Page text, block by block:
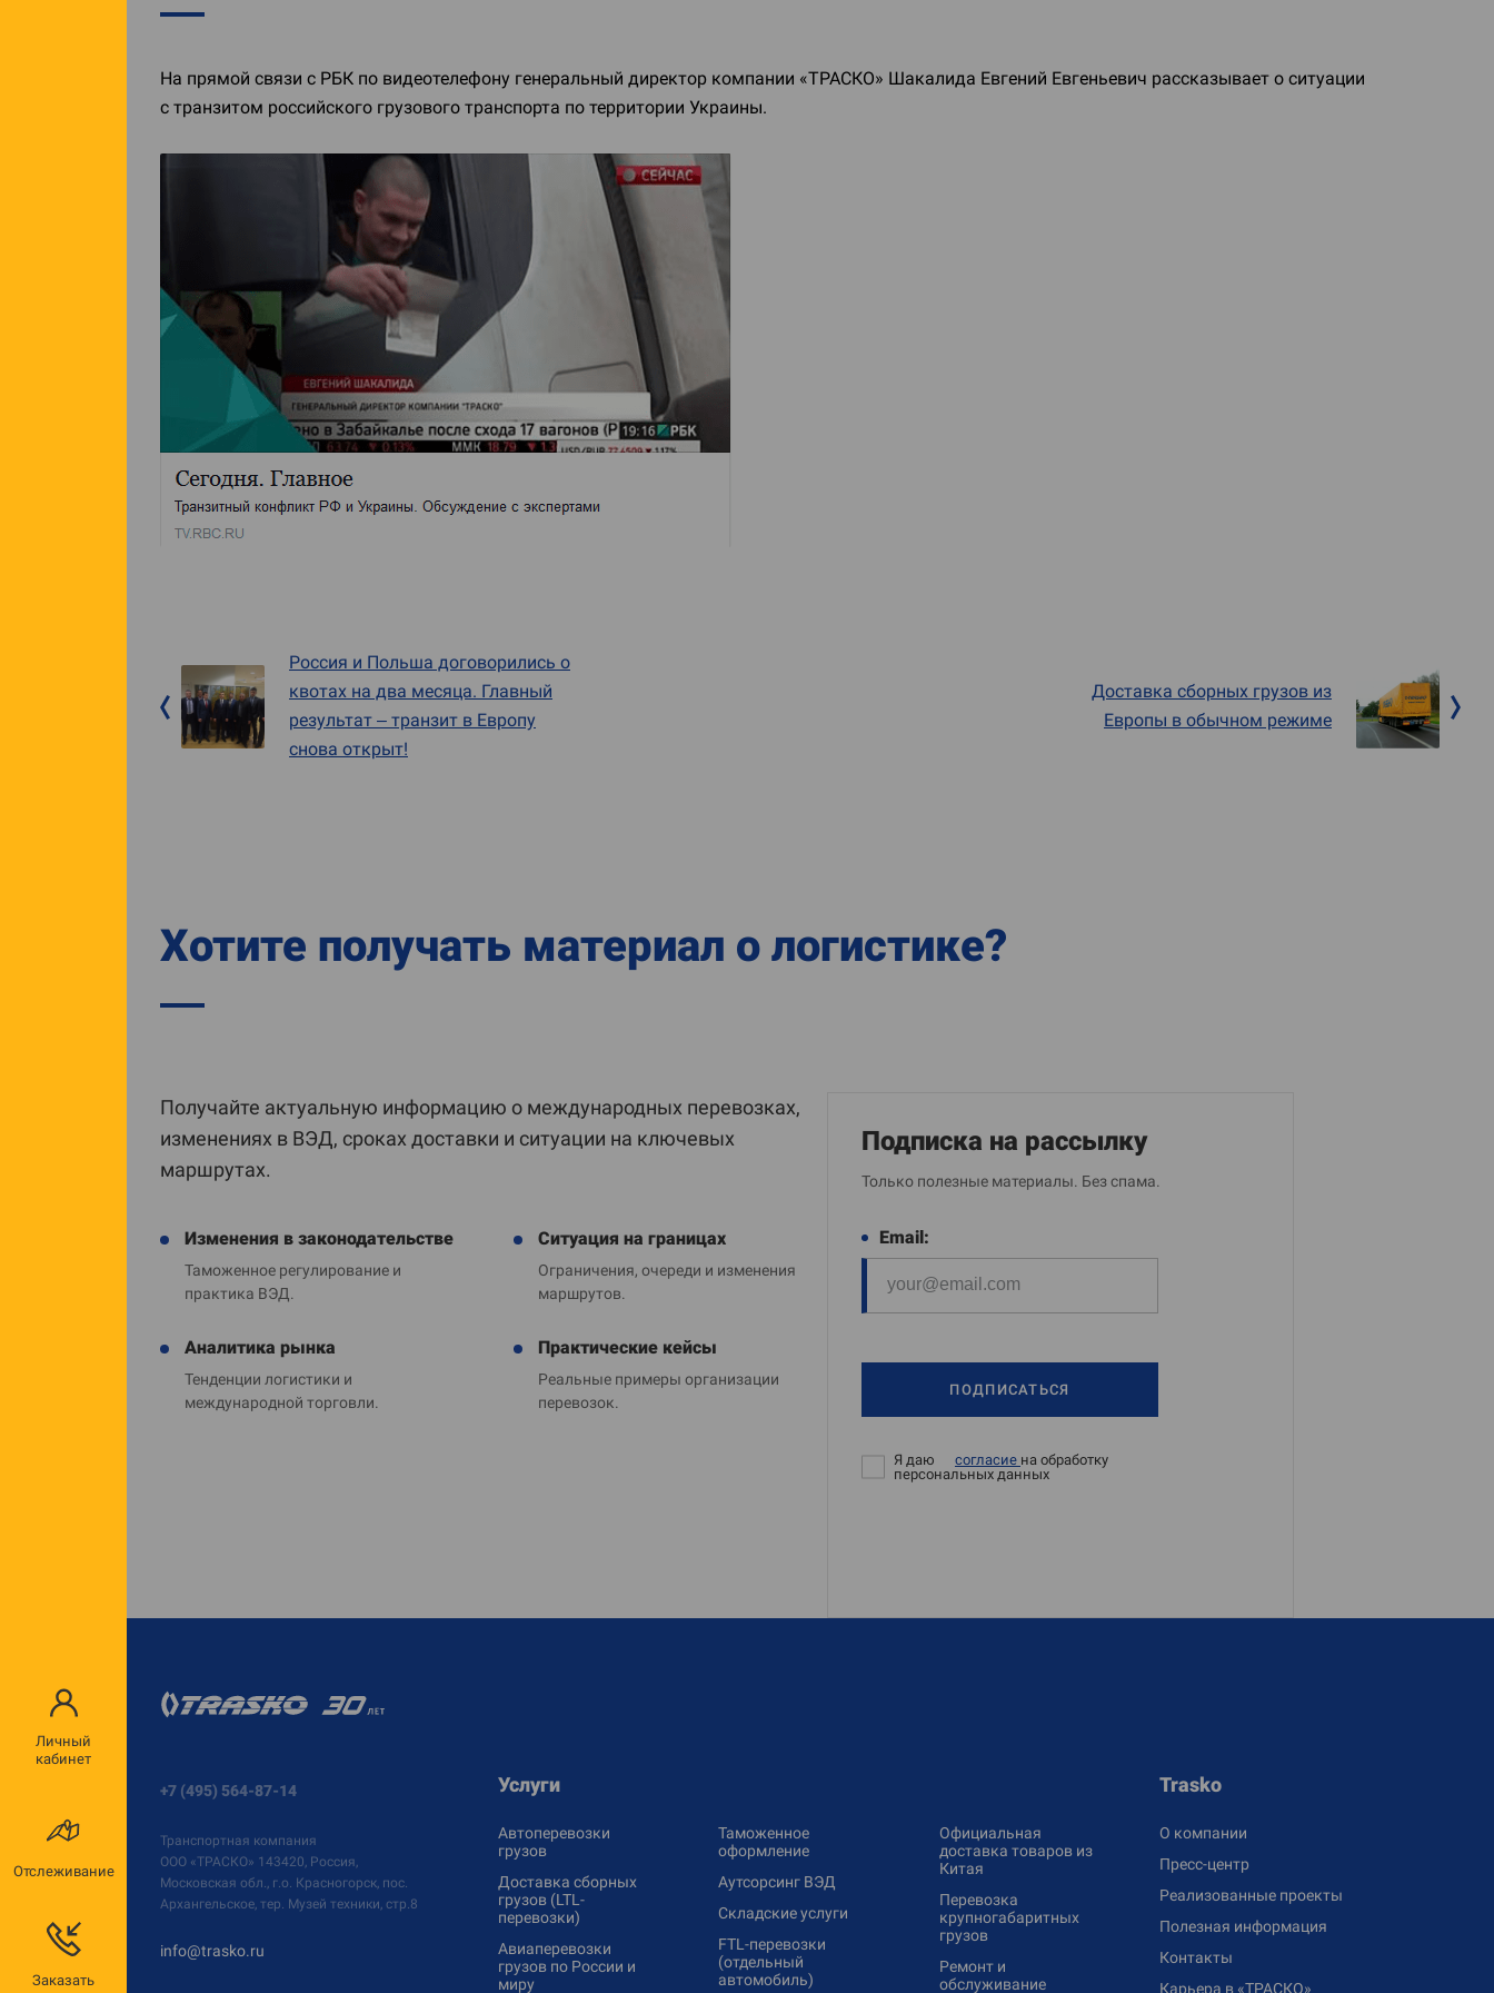
Личный
кабинет
Отслеживание
Заказать
На прямой связи с РБК по видеотелефону генеральный директор компании «ТРАСКО» Шакалида Евгений Евгеньевич рассказывает о ситуации
с транзитом российского грузового транспорта по территории Украины.
Россия и Польша договорились о
квотах на два месяца. Главный
результат – транзит в Европу
снова открыт!
Доставка сборных грузов из
Европы в обычном режиме
Хотите получать материал о логистике?
Получайте актуальную информацию о международных перевозках,
изменениях в ВЭД, сроках доставки и ситуации на ключевых
маршрутах.
Изменения в законодательстве
Таможенное регулирование и
практика ВЭД.
Ситуация на границах
Ограничения, очереди и изменения
маршрутов.
Аналитика рынка
Тенденции логистики и
международной торговли.
Практические кейсы
Реальные примеры организации
перевозок.
Подписка на рассылку
Только полезные материалы. Без спама.
Email:
ПОДПИСАТЬСЯ
Я даю согласие на обработку
персональных данных
+7 (495) 564-87-14
Транспортная компания
ООО «ТРАСКО» 143420, Россия,
Московская обл., г.о. Красногорск, пос.
Архангельское, тер. Музей техники, стр.8
info@trasko.ru
Услуги
Автоперевозки
грузов
Доставка сборных
грузов (LTL-
перевозки)
Авиаперевозки
грузов по России и
миру
Таможенное
оформление
Аутсорсинг ВЭД
Складские услуги
FTL-перевозки
(отдельный
автомобиль)
Официальная
доставка товаров из
Китая
Перевозка
крупногабаритных
грузов
Ремонт и
обслуживание
Trasko
О компании
Пресс-центр
Реализованные проекты
Полезная информация
Контакты
Карьера в «ТРАСКО»